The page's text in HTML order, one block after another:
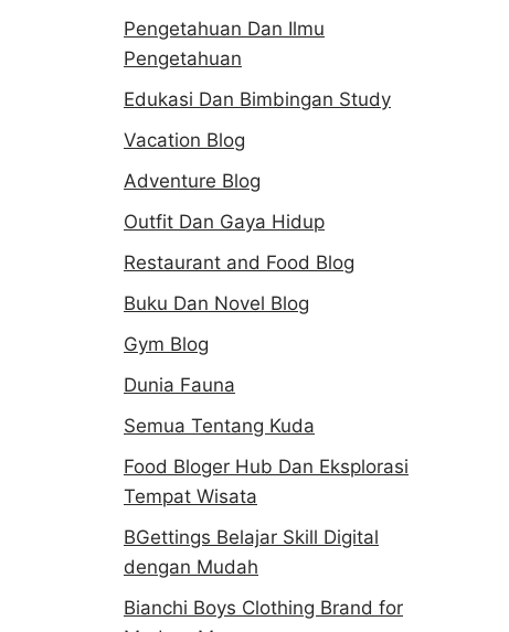
Pengetahuan Dan Ilmu
Pengetahuan
Edukasi Dan Bimbingan Study
Vacation Blog
Adventure Blog
Outfit Dan Gaya Hidup
Restaurant and Food Blog
Buku Dan Novel Blog
Gym Blog
Dunia Fauna
Semua Tentang Kuda
Food Bloger Hub Dan Eksplorasi
Tempat Wisata
BGettings Belajar Skill Digital
dengan Mudah
Bianchi Boys Clothing Brand for